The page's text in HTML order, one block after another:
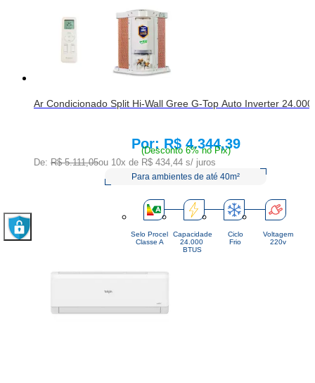
Ar Condicionado Split Hi-Wall Gree G-Top Auto Inverter
Price:
R$ 4.344,39
(Desconto 6% no Pix)
De: R$ 5.111,05ou 10x de R$ 434,44 s/ juros
Para ambientes de até 40m²
Selo Procel
Classe A
Capacidade
24.000
BTUS
Ciclo
Frio
Voltagem
220v
R$ 5.419,91
s/juros
R$ 5.094,72
(Desconto 6%